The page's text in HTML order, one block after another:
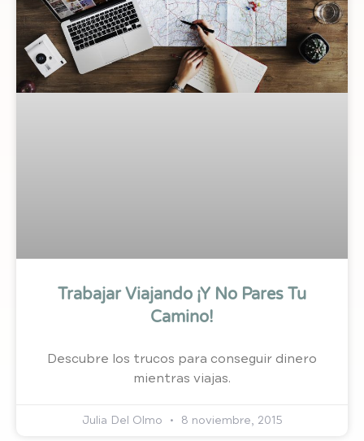
Trabajar Viajando ¡y No Pares Tu
Camino!
Descubre los trucos para conseguir dinero
mientras viajas.
Julia Del Olmo 8 noviembre, 2015